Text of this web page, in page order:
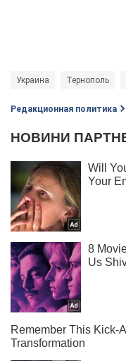
Украина Тернополь
Редакционная политика